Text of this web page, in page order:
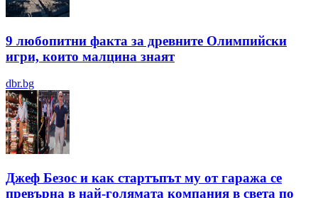
9 любопитни факта за древните Олимпийски
игри, които малцина знаят
dbr.bg
Джеф Безос и как стартъпът му от гаража се
превърна в най-голямата компания в света по